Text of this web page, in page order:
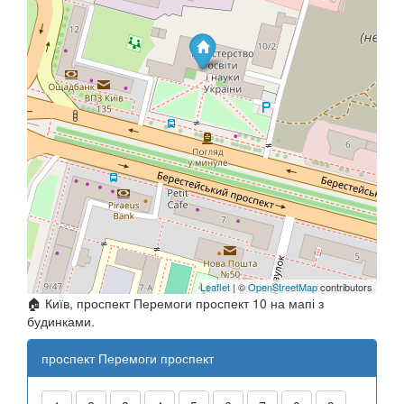
Leaflet | ©OpenStreetMapcontributors
🏠 Київ, проспект Перемоги проспект 10 на мапі з
будинками.
проспект Перемоги проспект